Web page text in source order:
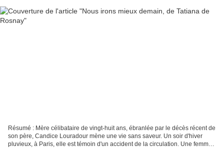
Résumé : Mère célibataire de vingt-huit ans, ébranlée par le décès récent de
son père, Candice Louradour mène une vie sans saveur. Un soir d'hiver
pluvieux, à Paris, elle est témoin d'un accident de la circulation. Une femme